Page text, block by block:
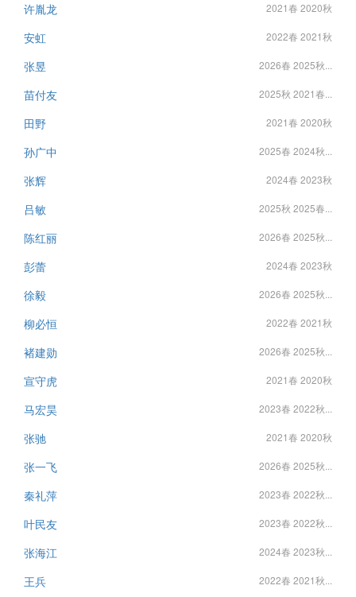
许胤龙 2021春 2020秋
安虹 2022春 2021秋
张昱 2026春 2025秋...
苗付友 2025秋 2021春...
田野 2021春 2020秋
孙广中 2025春 2024秋...
张辉 2024春 2023秋
吕敏 2025秋 2025春...
陈红丽 2026春 2025秋...
彭蕾 2024春 2023秋
徐毅 2026春 2025秋...
柳必恒 2022春 2021秋
褚建勋 2026春 2025秋...
宣守虎 2021春 2020秋
马宏昊 2023春 2022秋...
张驰 2021春 2020秋
张一飞 2026春 2025秋...
秦礼萍 2023春 2022秋...
叶民友 2023春 2022秋...
张海江 2024春 2023秋...
王兵 2022春 2021秋...